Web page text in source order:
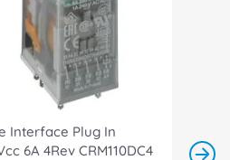
Interface Plug In
6A 4Rev CRM110DC4